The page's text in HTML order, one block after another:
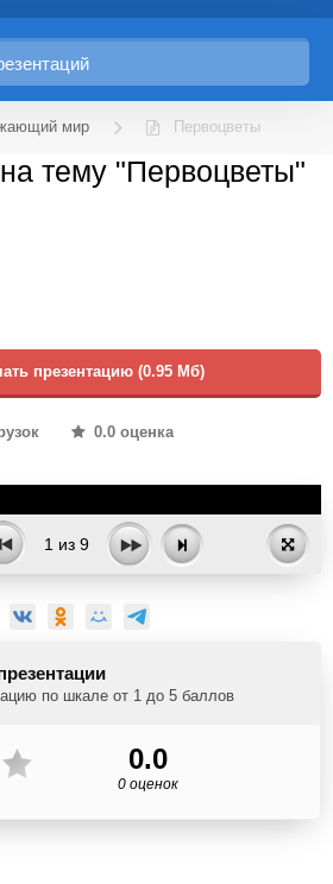
мир Первоцветы
тему "Первоцветы"
презентацию (0.95 Мб)
0.0 оценка
1 из 9
по шкале от 1 до 5 баллов
0.0
0 оценок